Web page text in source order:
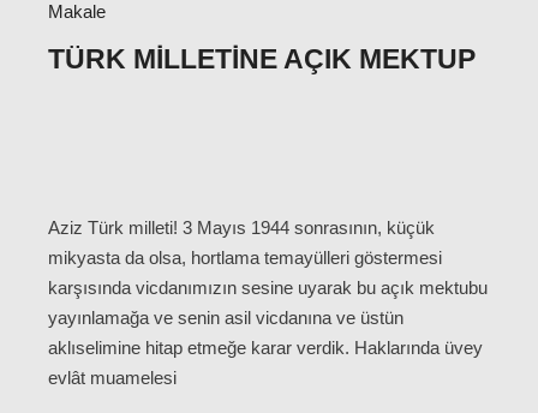
Makale
TÜRK MILLETINE AÇIK MEKTUP
Aziz Türk milleti! 3 Mayıs 1944 sonrasının, küçük
mikyasta da olsa, hortlama temayülleri göstermesi
karşısında vicdanımızın sesine uyarak bu açık mektubu
yayınlamağa ve senin asil vicdanına ve üstün
aklıselimine hitap etmeğe karar verdik. Haklarında üvey
evlât muamelesi